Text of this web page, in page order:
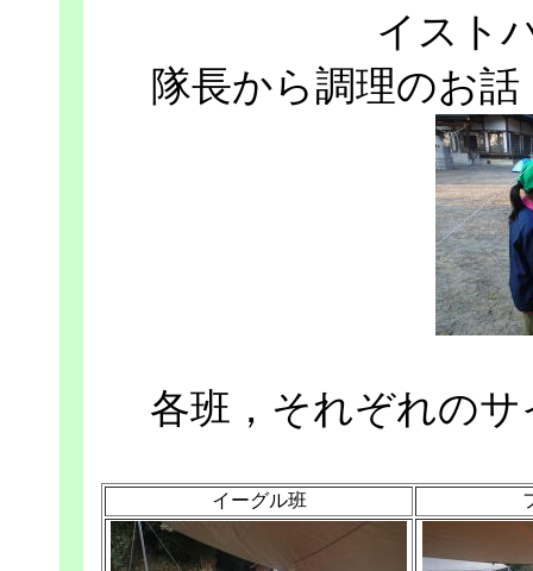
イスト
隊長から調理のお
各班，それぞれの
イーグル班